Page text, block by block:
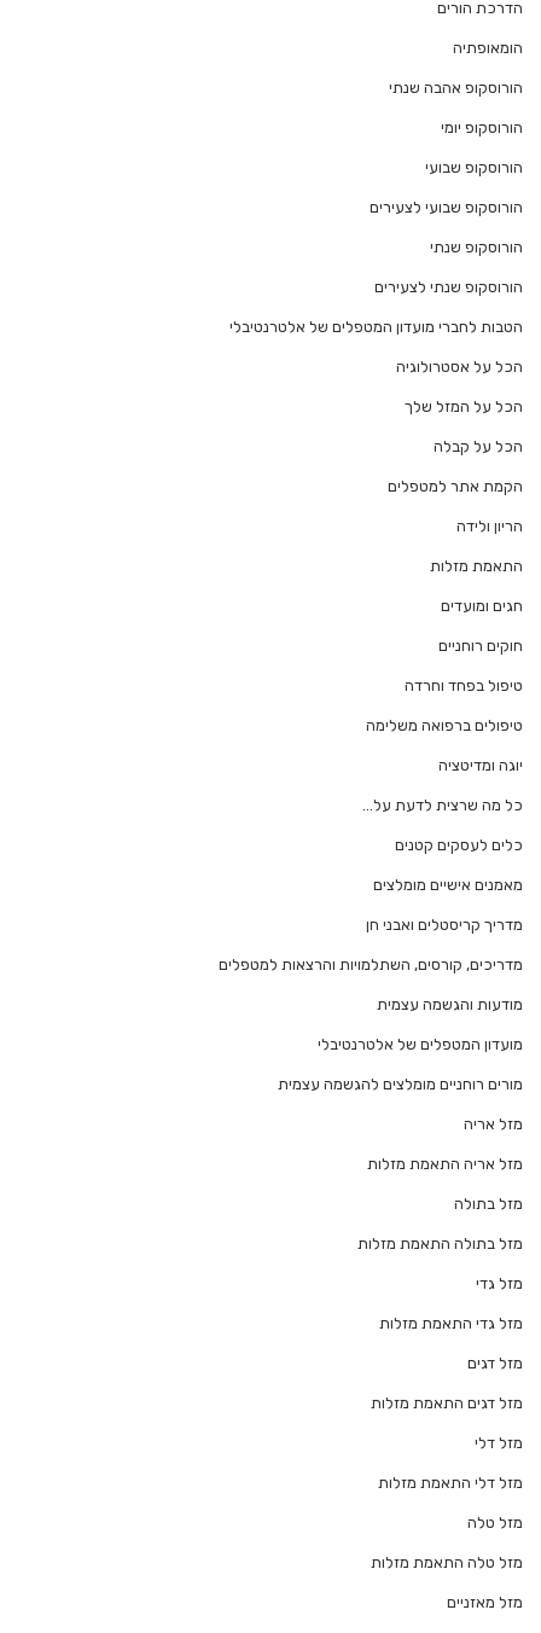
הדרכת הורים
הומאופתיה
הורוסקופ אהבה שנתי
הורוסקופ יומי
הורוסקופ שבועי
הורוסקופ שבועי לצעירים
הורוסקופ שנתי
הורוסקופ שנתי לצעירים
הטבות לחברי מועדון המטפלים של אלטרנטיבלי
הכל על אסטרולוגיה
הכל על המזל שלך
הכל על קבלה
הקמת אתר למטפלים
הריון ולידה
התאמת מזלות
חגים ומועדים
חוקים רוחניים
טיפול בפחד וחרדה
טיפולים ברפואה משלימה
יוגה ומדיטציה
כל מה שרצית לדעת על…
כלים לעסקים קטנים
מאמנים אישיים מומלצים
מדריך קריסטלים ואבני חן
מדריכים, קורסים, השתלמויות והרצאות למטפלים
מודעות והגשמה עצמית
מועדון המטפלים של אלטרנטיבלי
מורים רוחניים מומלצים להגשמה עצמית
מזל אריה
מזל אריה התאמת מזלות
מזל בתולה
מזל בתולה התאמת מזלות
מזל גדי
מזל גדי התאמת מזלות
מזל דגים
מזל דגים התאמת מזלות
מזל דלי
מזל דלי התאמת מזלות
מזל טלה
מזל טלה התאמת מזלות
מזל מאזניים